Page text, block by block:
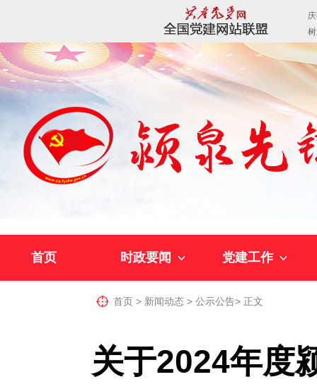
首页 时政要闻 党建工作
首页 > 新闻动态 > 公示公告> 正文
关于2024年度